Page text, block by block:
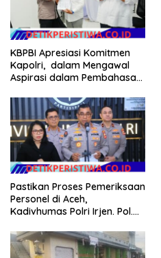
KBPBI Apresiasi Komitmen
Kapolri, dalam Mengawal
Aspirasi dalam Pembahasan
Pastikan Proses Pemeriksaan
Personel di Aceh,
Kadivhumas Polri Irjen. Pol.
Dilaksanakan Secara
Profesional dan Transparan